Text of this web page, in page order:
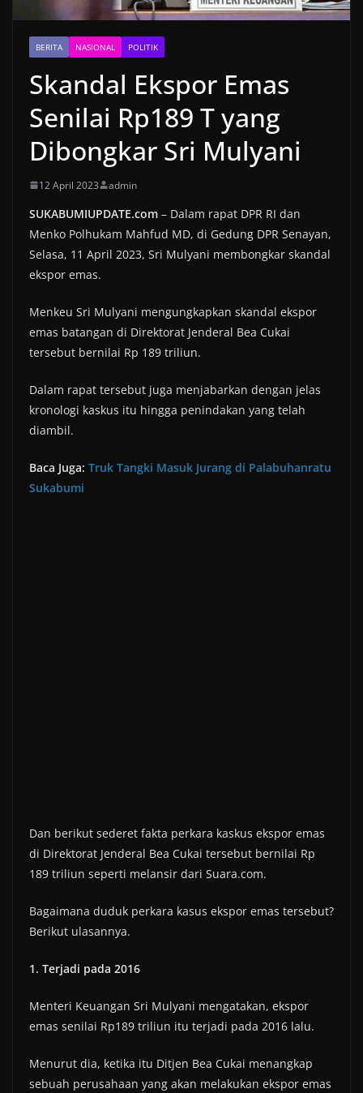
BERITA NASIONAL POLITIK
Skandal Ekspor Emas
Senilai Rp189 T yang
Dibongkar Sri Mulyani
12 April 2023 admin
SUKABUMIUPDATE.com – Dalam rapat DPR RI dan
Menko Polhukam Mahfud MD, di Gedung DPR Senayan,
Selasa, 11 April 2023, Sri Mulyani membongkar skandal
ekspor emas.
Menkeu Sri Mulyani mengungkapkan skandal ekspor
emas batangan di Direktorat Jenderal Bea Cukai
tersebut bernilai Rp 189 triliun.
Dalam rapat tersebut juga menjabarkan dengan jelas
kronologi kaskus itu hingga penindakan yang telah
diambil.
Baca Juga: Truk Tangki Masuk Jurang di Palabuhanratu
Sukabumi
Dan berikut sederet fakta perkara kaskus ekspor emas
di Direktorat Jenderal Bea Cukai tersebut bernilai Rp
189 triliun seperti melansir dari Suara.com.
Bagaimana duduk perkara kasus ekspor emas tersebut?
Berikut ulasannya.
1. Terjadi pada 2016
Menteri Keuangan Sri Mulyani mengatakan, ekspor
emas senilai Rp189 triliun itu terjadi pada 2016 lalu.
Menurut dia, ketika itu Ditjen Bea Cukai menangkap
sebuah perusahaan yang akan melakukan ekspor emas